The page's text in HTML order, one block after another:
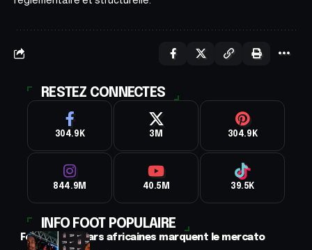
RESTEZ CONNECTES
304.9K 3M 304.9K
844.9M 40.5M 39.5K
INFO FOOT POPULAIRE
Football : 2 stars africaines marquent le mercato